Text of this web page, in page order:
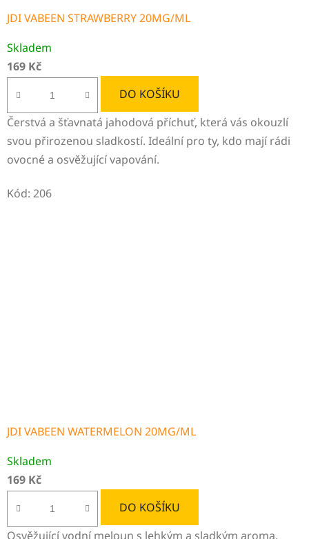
JDI VABEEN STRAWBERRY 20MG/ML
Skladem
169 Kč
DO KOŠÍKU
Čerstvá a šťavnatá jahodová příchuť, která vás okouzlí
svou přirozenou sladkostí. Ideální pro ty, kdo mají rádi
ovocné a osvěžující vapování.
Kód: 206
JDI VABEEN WATERMELON 20MG/ML
Skladem
169 Kč
DO KOŠÍKU
Osvěžující vodní meloun s lehkým a sladkým aroma.